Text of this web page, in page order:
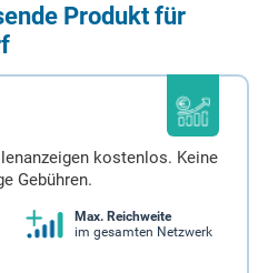
Produkt für
kostenlos. Keine
Gebühren.
Max. Reichweite
im gesamten Netzwerk